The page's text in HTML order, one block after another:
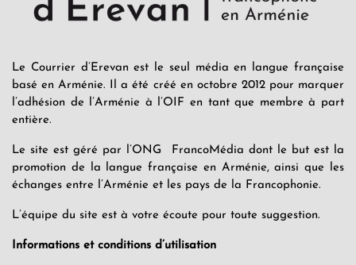
Le Courrier d’Erevan est le seul média en langue française
basé en Arménie. Il a été créé en octobre 2012 pour marquer
l’adhésion de l’Arménie à l’OIF en tant que membre à part
entière.
Le site est géré par l’ONG FrancoMédia dont le but est la
promotion de la langue française en Arménie, ainsi que les
échanges entre l’Arménie et les pays de la Francophonie.
L’équipe du site est à votre écoute pour toute suggestion.
Informations et conditions d’utilisation